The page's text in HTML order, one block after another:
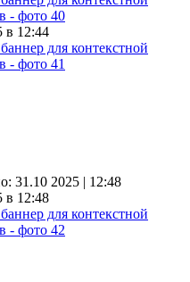
в 12:44
31.10 2025 | 12:48
в 12:48